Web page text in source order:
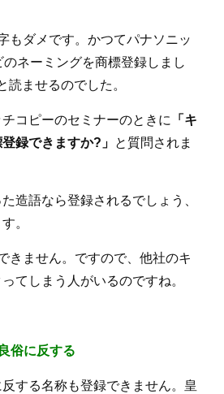
もダメです。かつてパナソニッ
ネーミングを商標登録しまし
読ませるのでした。
コピーのセミナーのときに
「キ
録できますか?」 と質問されま
造語なら登録されるでしょう、
。
きません。ですので、他社のキ
てしまう人がいるのですね。
俗に反する
する名称も登録できません。皇